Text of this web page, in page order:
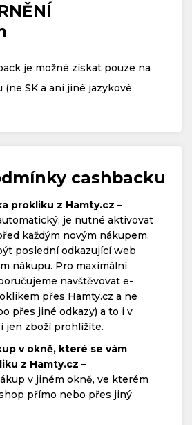
je možné získat pouze na
SK a ani jiné jazykové
cashbacku
prokliku z Hamty.cz –
je nutné aktivovat
každým novým nákupem.
poslední odkazující web
nákupu. Pro maximální
navštěvovat e-
přes Hamty.cz a ne
přes jiné odkazy) a to i v
jen zboží prohlížíte.
v okně, které se vám
z Hamty.cz –
v jiném okně, ve kterém
přímo nebo přes jiný